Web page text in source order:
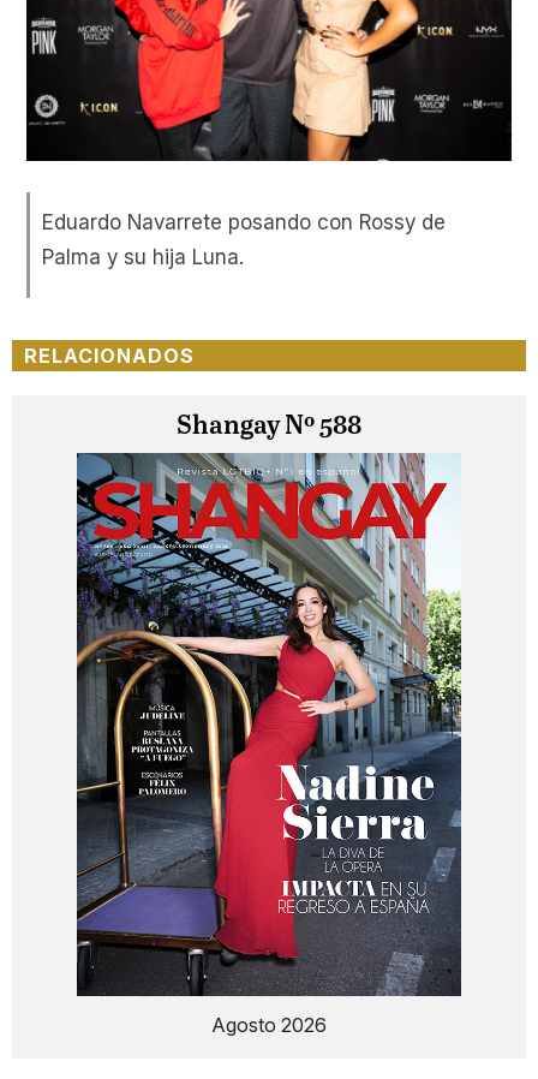
Eduardo Navarrete posando con Rossy de
Palma y su hija Luna.
RELACIONADOS
Shangay Nº 588
Agosto 2026